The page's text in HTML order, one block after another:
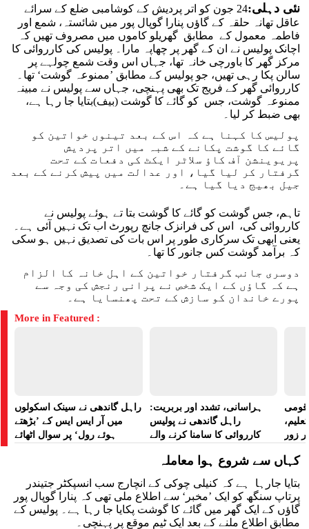
نئی دہلی:
24 جون کو اتر پردیش کے کوشامبی ضلع کے سرائے
عاقل تھانہ حلقہ کے گاؤں پنارا گوپال پور میں شائستہ، شمع اور
فاطمہ معمول کے مطابق گھریلو کاموں میں مصروف تھیں کہ
اچانک پولیس نے ان کے گھر پر چھاپہ مارا۔ پولیس کی کارروائی کا
مرکز گھر کا باورچی خانہ تھا، جہاں اس وقت شمع چولہے پر
سالن پکا رہی تھیں، جو پولیس کے مطابق ’ممنوعہ گوشت‘ تھا۔
کارروائی گھر کے فریج تک بھی پہنچی، جہاں سے پولیس نے مبینہ
ممنوعہ گوشت، جس کو گائے کا گوشت (بیف)بتایا جا رہا ہے،
بھی ضبط کر لیا۔
پولیس کا کہنا ہے کہ اس کے بعد تینوں خواتین کو
گائے کا گوشت پکانے کے شبہ میں اتر پردیش
پریوینشن آف کاؤ سلاٹر ایکٹ کی دفعات کے تحت
گرفتار کر لیا گیا، اور عدالت میں پیش کرنے کے بعد
جیل بھیج دیا گیا ہے۔
تاہم، جس گوشت کو گائے کا گوشت بتا تے ہوئے پولیس نے
کارروائی کی، اس کی فرانزک جانچ رپورٹ اب تک نہیں آئی ہے۔
یعنی ابھی تک سرکاری طور پر اس بات کی تصدیق نہیں ہو سکی
کہ برآمد گوشت کس جانور کا تھا۔
دوسری جانب گرفتار خواتین کے اہل خانہ کا الزام
ہے کہ گاؤں کے ایک شخص نے پرانی رنجش کی وجہ سے
پورے خاندان کو سازش کے تحت پھنسایا ہے۔
More in Featured :
راہل گاندھی نے سینک اسکولوں
میں آر ایس ایس کے ’بڑھتے
ہوئے رول‘ پر سوال اٹھائے
ہراسانی، تشدد اور بربریت:
راہل گاندھی نے پولیس
کارروائی کا سامنا کرنے والے
قومی
زور
کہاں سے شروع ہوا معاملہ
بتایا جارہا ہے کہ کنیلی چوکی کے انچارج سب انسپکٹر جتیندر
پرتاپ سنگھ کو ایک ’مخبر‘ سے اطلاع ملی تھی کہ پنارا گوپال پور
گاؤں کے ایک گھر میں گائے کا گوشت پکایا جا رہا ہے۔ پولیس کے
مطابق اطلاع ملنے کے بعد ایک ٹیم موقع پر پہنچی۔